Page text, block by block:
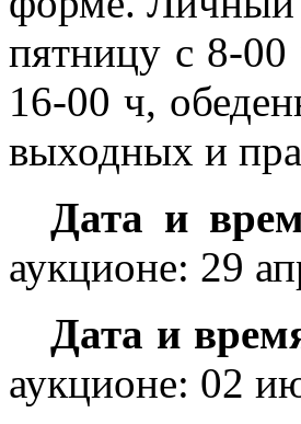
пятницу с 8-
16-00 ч,
выходных и
Дата и
аукционе: 29
Дата и
аукционе: 02